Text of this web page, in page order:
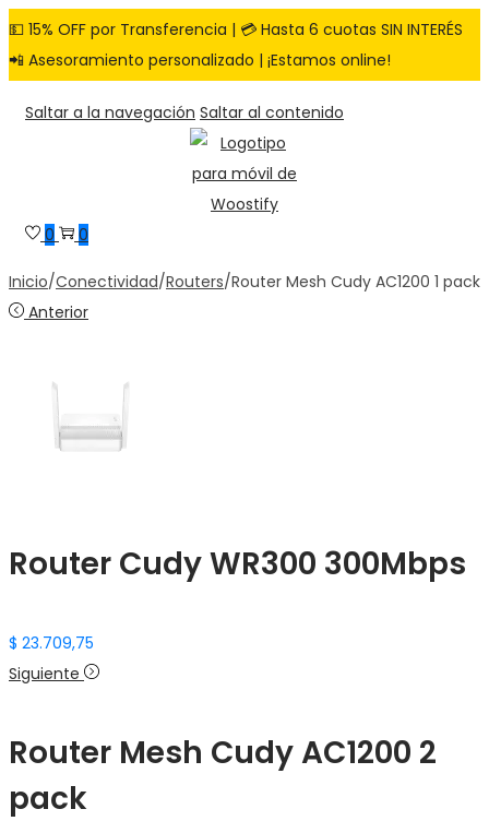
💵 15% OFF por Transferencia | 💳 Hasta 6 cuotas SIN INTERÉS
📲 Asesoramiento personalizado | ¡Estamos online!
Saltar a la navegación Saltar al contenido
0 0
Inicio/Conectividad/Routers/Router Mesh Cudy AC1200 1 pack
Anterior
Router Cudy WR300 300Mbps
$ 23.709,75
Siguiente
Router Mesh Cudy AC1200 2
pack